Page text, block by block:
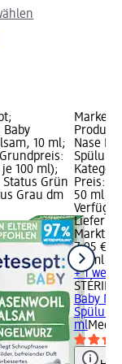
Baby
10 ml;
100 ml);
Grün
Grau dm
Marke:
Nase
Preis:
50 ml
Markt
7,95 €
50 ml
+ 1
Baby
ml